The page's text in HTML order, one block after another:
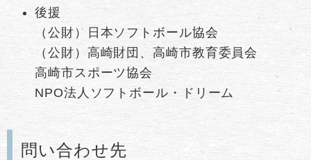
後援
（公財）日本ソフトボール協会
（公財）高崎財団、高崎市教育委員会
高崎市スポーツ協会
NPO法人ソフトボール・ドリーム
問い合わせ先